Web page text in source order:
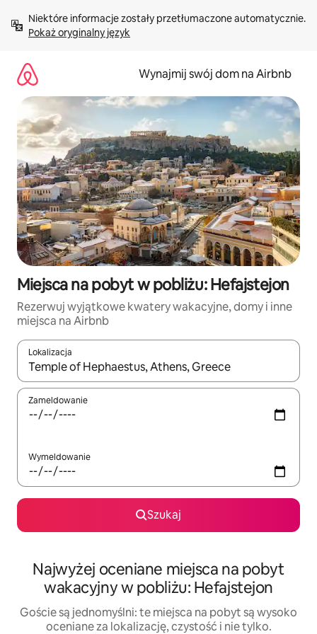
treści Pokaż oryginalny język
Wynajmij swój dom na Airbnb
Miejsca na pobyt w pobliżu: Hefajstejon
Rezerwuj wyjątkowe kwatery wakacyjne, domy i inne
miejsca na Airbnb
Lokalizacja
Gdy wyniki będą dostępne, możesz poruszać się po nich za
Zameldowanie
Wymeldowanie
Szukaj
Najwyżej oceniane miejsca na pobyt
wakacyjny w pobliżu: Hefajstejon
Goście są jednomyślni: te miejsca na pobyt są wysoko
oceniane za lokalizację, czystość i nie tylko.